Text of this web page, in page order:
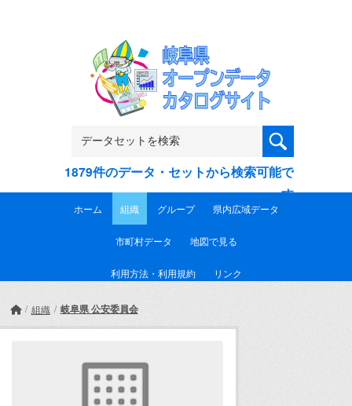
1879件のデータ・セットから検索可能で
す
ホーム 組織 グループ 県内広域データ
市町村データ 地図で見る
利用方法・利用規約 リンク
組織 岐阜県 公安委員会